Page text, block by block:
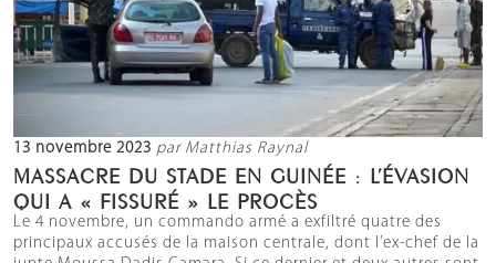
13 novembre 2023 par Matthias Raynal
MASSACRE DU STADE EN GUINÉE : L’ÉVASION
QUI A « FISSURÉ » LE PROCÈS
Le 4 novembre, un commando armé a exfiltré quatre des
principaux accusés de la maison centrale, dont l’ex-chef de la